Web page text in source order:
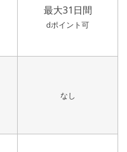
最大31日間
dポイント可
なし